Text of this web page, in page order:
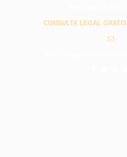
CONSULTA LEGAL GRATIS